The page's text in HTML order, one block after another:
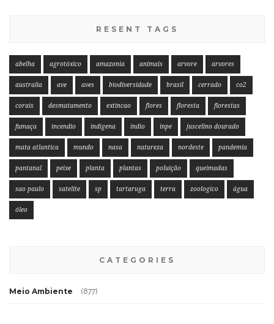
RESENT TAGS
abelha agrotóxico amazonia animais arvore arvores
australia ave aves biodiversidade brasil cerrado co2
corais desmatamento extincao flores floresta florestas
fumaça incendio indigena indio inpe juscelino dourado
mata atlantica mundo nasa natureza nordeste pandemia
pantanal peixe planta plantas poluição queimadas
sao paulo satelite sp tartaruga terra zoologico água
óleo
CATEGORIES
Meio Ambiente (877)